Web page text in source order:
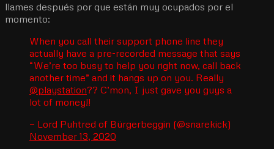
llames después por que están muy ocupados por el
momento:
When you call their support phone line they
actually have a pre-recorded message that says
“We’re too busy to help you right now, call back
another time” and it hangs up on you. Really
@playstation?? C’mon, I just gave you guys a
lot of money!!
— Lord Puhtred of Bürgerbeggin (@snarekick)
November 13, 2020